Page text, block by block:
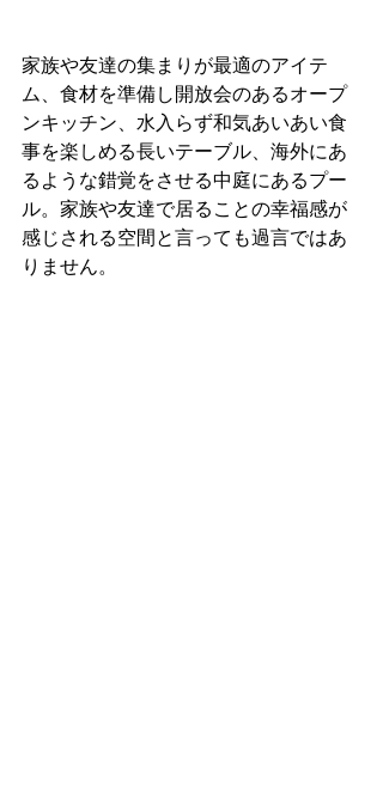
家族や友達の集まりが最適のアイテ
ム、食材を準備し開放会のあるオープ
ンキッチン、水入らず和気あいあい食
事を楽しめる長いテーブル、海外にあ
るような錯覚をさせる中庭にあるプー
ル。家族や友達で居ることの幸福感が
感じされる空間と言っても過言ではあ
りません。